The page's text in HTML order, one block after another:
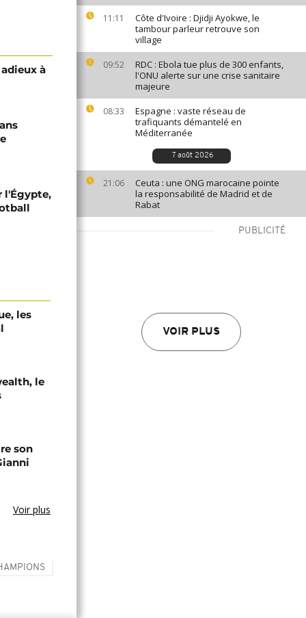
11:11
Côte d'Ivoire : Djidji Ayokwe, le
tambour parleur retrouve son
village
09:52
RDC : Ebola tue plus de 300 enfants,
l'ONU alerte sur une crise sanitaire
majeure
08:33
Espagne : vaste réseau de
trafiquants démantelé en
Méditerranée
7 août 2026
21:06
Ceuta : une ONG marocaine pointe
la responsabilité de Madrid et de
Rabat
PUBLICITÉ
VOIR PLUS
à
l'Égypte,
les
le
son
Voir plus